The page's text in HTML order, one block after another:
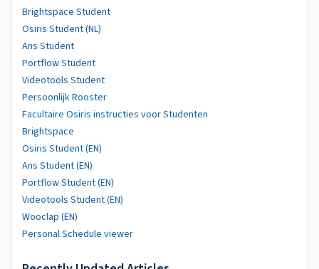
Brightspace Student
Osiris Student (NL)
Ans Student
Portflow Student
Videotools Student
Persoonlijk Rooster
Facultaire Osiris instructies voor Studenten
Brightspace
Osiris Student (EN)
Ans Student (EN)
Portflow Student (EN)
Videotools Student (EN)
Wooclap (EN)
Personal Schedule viewer